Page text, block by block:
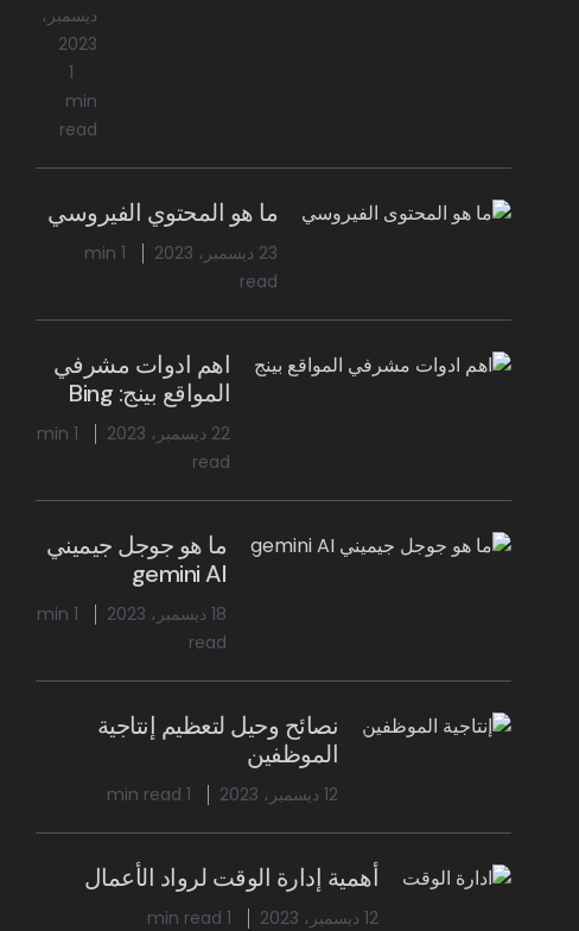
ديسمبر،
2023
1
min
read
ما هو المحتوي الفيروسي
23 ديسمبر، 2023
1 min
read
اهم ادوات مشرفي
المواقع بينج: Bing
22 ديسمبر، 2023
1 min
read
ما هو جوجل جيميني
gemini AI
18 ديسمبر، 2023
1 min
read
نصائح وحيل لتعظيم إنتاجية
الموظفين
12 ديسمبر، 2023 1 min read
أهمية إدارة الوقت لرواد الأعمال
12 ديسمبر، 2023 1 min read